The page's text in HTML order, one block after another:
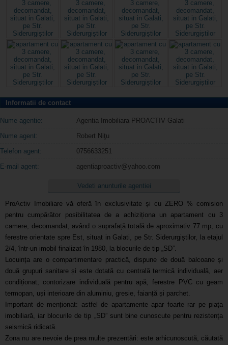
Informatii de contact
Nume agentie:
Agentia Imobiliara PROACTIV Galati
Nume agent:
Robert Niţu
Telefon agent:
0756633251
E-mail agent:
agentiaproactiv@yahoo.com
Vedeti anunturile agentiei
ProActiv Imobiliare vă oferă în exclusivitate și cu ZERO % comision
pentru cumpărător posibilitatea de a achiziționa un apartament cu 3
camere, decomandat, având o suprafață totală de aproximativ 77 mp, cu
ferestre orientate spre Est, situat in Galati, pe Str. Siderurgiștilor, la etajul
2/4, într-un imobil finalizat în 1980, la blocurile de tip „SD”.
Locuința are o compartimentare practică, dispune de două balcoane și
două grupuri sanitare și este dotată cu centrală termică individuală, aer
condiționat, contorizare individuală pentru apă, ferestre PVC cu geam
termopan, uși interioare din aluminiu, gresie, faianță și parchet.
Important de menționat: astfel de apartamente apar foarte rar pe piața
imobiliară, iar blocurile de tip „SD” sunt bine cunoscute pentru rezistența
seismică ridicată.
Zona nu are nevoie de prea multe prezentări: este arhicunoscută, căutată